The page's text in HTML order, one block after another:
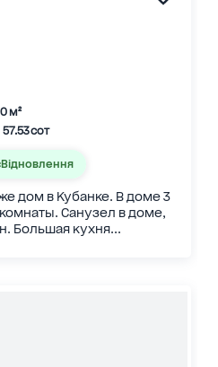
м²
57.53 сот
дом в Кубанке. В доме 3
Санузел в доме,
Большая кухня...